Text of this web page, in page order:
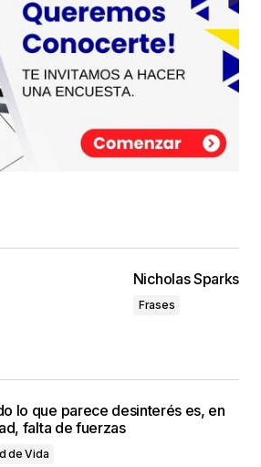
Nicholas Sparks
Frases
lo que parece desinterés es, en
falta de fuerzas
de Vida